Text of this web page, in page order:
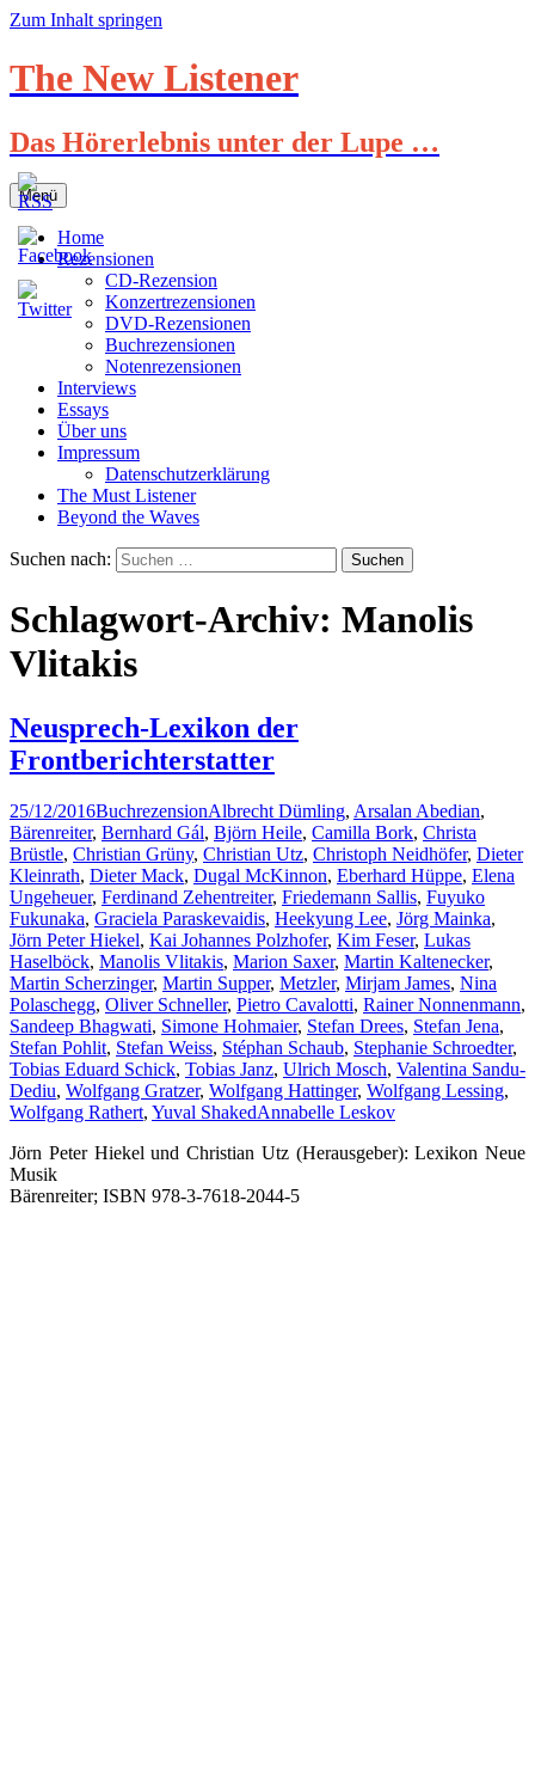
Zum Inhalt springen
The New Listener
Das Hörerlebnis unter der Lupe …
Menü
Home
Rezensionen
CD-Rezension
Konzertrezensionen
DVD-Rezensionen
Buchrezensionen
Notenrezensionen
Interviews
Essays
Über uns
Impressum
Datenschutzerklärung
The Must Listener
Beyond the Waves
Suchen nach:
Schlagwort-Archiv: Manolis
Vlitakis
Neusprech-Lexikon der
Frontberichterstatter
25/12/2016BuchrezensionAlbrecht Dümling, Arsalan Abedian,
Bärenreiter, Bernhard Gál, Björn Heile, Camilla Bork, Christa
Brüstle, Christian Grüny, Christian Utz, Christoph Neidhöfer, Dieter
Kleinrath, Dieter Mack, Dugal McKinnon, Eberhard Hüppe, Elena
Ungeheuer, Ferdinand Zehentreiter, Friedemann Sallis, Fuyuko
Fukunaka, Graciela Paraskevaidis, Heekyung Lee, Jörg Mainka,
Jörn Peter Hiekel, Kai Johannes Polzhofer, Kim Feser, Lukas
Haselböck, Manolis Vlitakis, Marion Saxer, Martin Kaltenecker,
Martin Scherzinger, Martin Supper, Metzler, Mirjam James, Nina
Polaschegg, Oliver Schneller, Pietro Cavalotti, Rainer Nonnenmann,
Sandeep Bhagwati, Simone Hohmaier, Stefan Drees, Stefan Jena,
Stefan Pohlit, Stefan Weiss, Stéphan Schaub, Stephanie Schroedter,
Tobias Eduard Schick, Tobias Janz, Ulrich Mosch, Valentina Sandu-
Dediu, Wolfgang Gratzer, Wolfgang Hattinger, Wolfgang Lessing,
Wolfgang Rathert, Yuval ShakedAnnabelle Leskov
Jörn Peter Hiekel und Christian Utz (Herausgeber): Lexikon Neue
Musik
Bärenreiter; ISBN 978-3-7618-2044-5